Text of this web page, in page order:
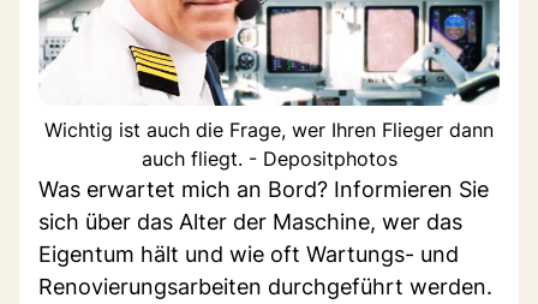
Wichtig ist auch die Frage, wer Ihren Flieger dann
auch fliegt. - Depositphotos
Was erwartet mich an Bord? Informieren Sie
sich über das Alter der Maschine, wer das
Eigentum hält und wie oft Wartungs- und
Renovierungsarbeiten durchgeführt werden.